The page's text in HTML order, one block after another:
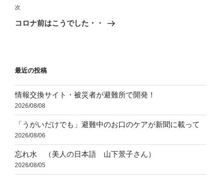
ビ
ゲ
ン
稿
次
の
次
コロナ前はこうでした・・
最近の投稿
情報交換サイト・被災者が避難所で開発！
2026/08/08
「うがいだけでも」避難中のお口のケアが新聞に載って
2026/08/06
忘れ水 （美人の日本語 山下景子さん）
2026/08/05